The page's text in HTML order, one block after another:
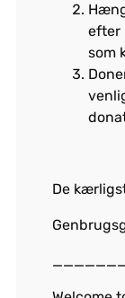
efter
som
De